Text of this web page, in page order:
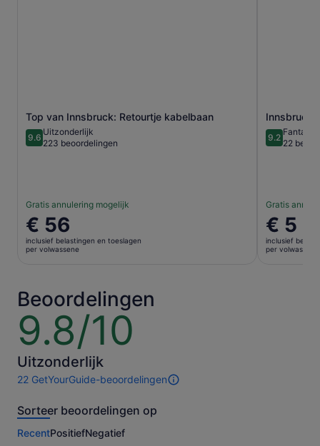
Top van Innsbruck: Retourtje kabelbaan
9.69.6 van 10
Uitzonderlijk
223 beoordelingen
Gratis annulering mogelijk
De
prijs
is
volwassene
€ 56
inclusief belastingen en toeslagen
per volwassene
Opent een nieuwe tab Innsbruck:
9.29.2 van 10
22
Gratis
De
prijs
is
€ 5
inclusief
per volwassene
Beoordelingen
9.8/10
9.8
van
10
Uitzonderlijk
22 GetYourGuide-beoordelingen
22
van
activiteit.
Sorteer beoordelingen op
RecentPositiefNegatief